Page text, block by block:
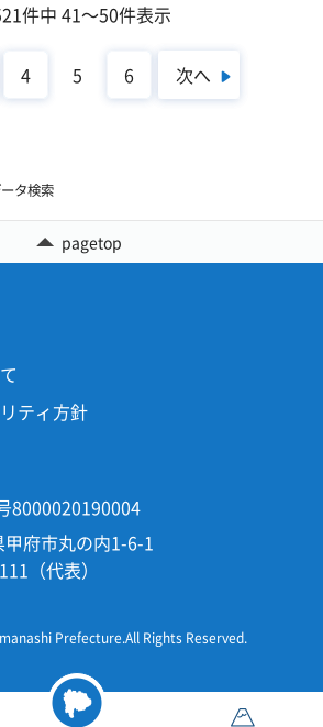
件中 41～50件表示
4 5 6 次へ
タ検索
pagetop
ティ方針
8000020190004
府市丸の内1-6-1
（代表）
Prefecture.All Rights Reserved.